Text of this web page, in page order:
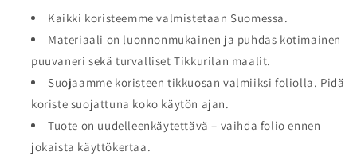
Kaikki koristeemme valmistetaan Suomessa.
Materiaali on luonnonmukainen ja puhdas kotimainen
puuvaneri sekä turvalliset Tikkurilan maalit.
Suojaamme koristeen tikkuosan valmiiksi foliolla. Pidä
koriste suojattuna koko käytön ajan.
Tuote on uudelleenkäytettävä – vaihda folio ennen
jokaista käyttökertaa.